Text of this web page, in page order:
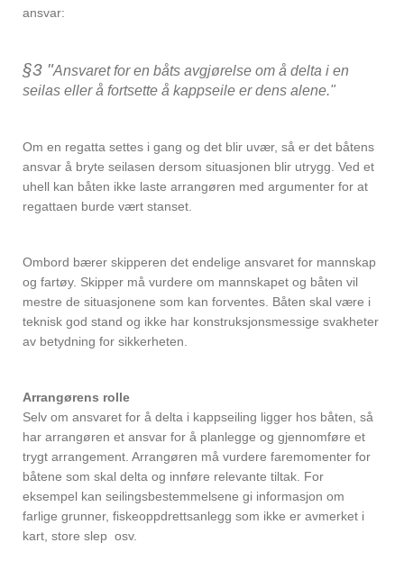
ansvar:
§3 "Ansvaret for en båts avgjørelse om å delta i en
seilas eller å fortsette å kappseile er dens alene."
Om en regatta settes i gang og det blir uvær, så er det båtens
ansvar å bryte seilasen dersom situasjonen blir utrygg. Ved et
uhell kan båten ikke laste arrangøren med argumenter for at
regattaen burde vært stanset.
Ombord bærer skipperen det endelige ansvaret for mannskap
og fartøy. Skipper må vurdere om mannskapet og båten vil
mestre de situasjonene som kan forventes. Båten skal være i
teknisk god stand og ikke har konstruksjonsmessige svakheter
av betydning for sikkerheten.
Arrangørens rolle
Selv om ansvaret for å delta i kappseiling ligger hos båten, så
har arrangøren et ansvar for å planlegge og gjennomføre et
trygt arrangement. Arrangøren må vurdere faremomenter for
båtene som skal delta og innføre relevante tiltak. For
eksempel kan seilingsbestemmelsene gi informasjon om
farlige grunner, fiskeoppdrettsanlegg som ikke er avmerket i
kart, store slep osv.